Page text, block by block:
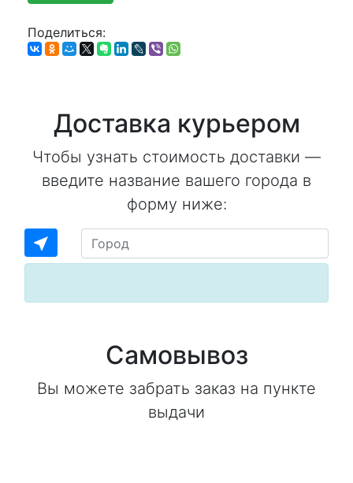
Поделиться:
Доставка курьером
Чтобы узнать стоимость доставки —
введите название вашего города в
форму ниже:
near_me
Самовывоз
Вы можете забрать заказ на пункте
выдачи